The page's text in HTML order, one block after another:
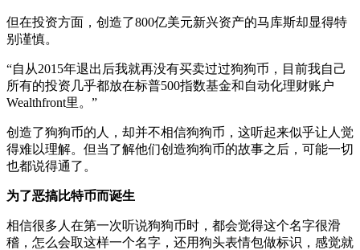
但在投资方面，创造了800亿美元新兴资产的马库斯却显得特
别谨慎。
“自从2015年退出后我就再没有买卖过过狗狗币，目前我自己
所有的投资几乎都放在标普500指数基金和自动化理财账户
Wealthfront里。”
创造了狗狗币的人，却并不相信狗狗币，这听起来似乎让人觉
得难以理解。但当了解他们创造狗狗币的故事之后，可能一切
也都说得通了。
为了恶搞比特币而诞生
相信很多人在第一次听说狗狗币时，都会觉得这个名字很滑
稽，怎么会取这样一个名字，还用狗头表情包做标识，感觉就